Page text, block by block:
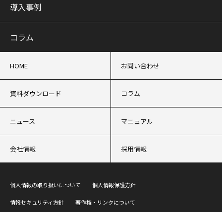
導入事例
コラム
HOME お問い合わせ
資料ダウンロード コラム
ニュース マニュアル
会社情報 採用情報
個人情報の取り扱いについて 個人情報保護方針
情報セキュリティ方針 著作権・リンクについて